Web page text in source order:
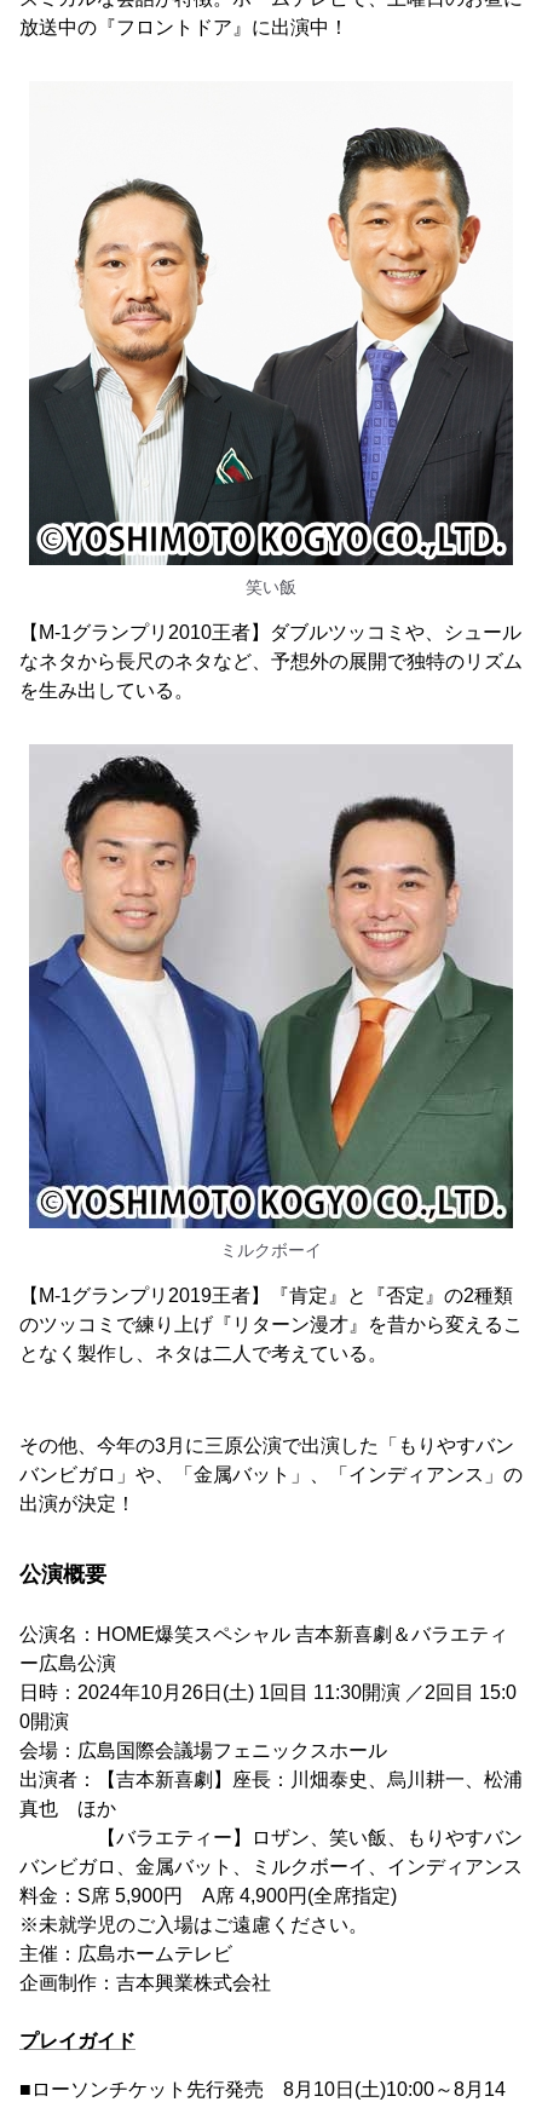
放送中の『フロントドア』に出演中！
笑い飯
【M-1グランプリ2010王者】ダブルツッコミや、シュール
なネタから長尺のネタなど、予想外の展開で独特のリズム
を生み出している。
ミルクボーイ
【M-1グランプリ2019王者】『肯定』と『否定』の2種類
のツッコミで練り上げ『リターン漫才』を昔から変えるこ
となく製作し、ネタは二人で考えている。
その他、今年の3月に三原公演で出演した「もりやすバン
バンビガロ」や、「金属バット」、「インディアンス」の
出演が決定！
公演概要
公演名：HOME爆笑スペシャル 吉本新喜劇＆バラエティ
ー広島公演
日時：2024年10月26日(土) 1回目 11:30開演 ／2回目 15:0
0開演
会場：広島国際会議場フェニックスホール
出演者：【吉本新喜劇】座長：川畑泰史、烏川耕一、松浦
真也 ほか
【バラエティー】ロザン、笑い飯、もりやすバン
バンビガロ、金属バット、ミルクボーイ、インディアンス
料金：S席 5,900円 A席 4,900円(全席指定)
※未就学児のご入場はご遠慮ください。
主催：広島ホームテレビ
企画制作：吉本興業株式会社
プレイガイド
■ローソンチケット先行発売 8月10日(土)10:00～8月14